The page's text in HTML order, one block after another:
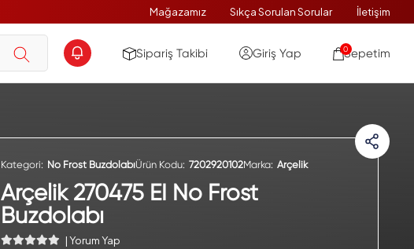
Mağazamız Sıkça Sorulan Sorular İletişim
Sipariş Takibi Giriş Yap 0
Sepetim
Kategori: No Frost BuzdolabıÜrün Kodu: 7202920102Marka: Arçelik
Arçelik 270475 EI No Frost
Buzdolabı
| Yorum Yap